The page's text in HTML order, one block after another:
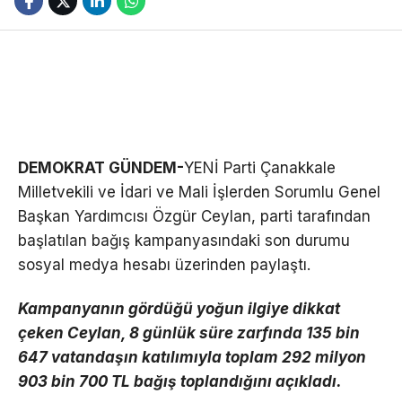
DEMOKRAT GÜNDEM-YENİ Parti Çanakkale
Milletvekili ve İdari ve Mali İşlerden Sorumlu Genel
Başkan Yardımcısı Özgür Ceylan, parti tarafından
başlatılan bağış kampanyasındaki son durumu
sosyal medya hesabı üzerinden paylaştı.
Kampanyanın gördüğü yoğun ilgiye dikkat
çeken Ceylan, 8 günlük süre zarfında 135 bin
647 vatandaşın katılımıyla toplam 292 milyon
903 bin 700 TL bağış toplandığını açıkladı.